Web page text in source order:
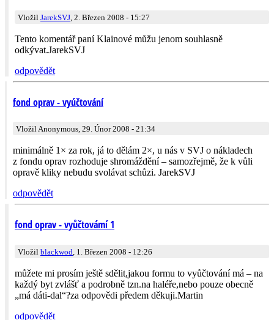
Vložil JarekSVJ , 2. Březen 2008 - 15:27
Tento komentář paní Klainové můžu jenom souhlasně
odkývat.JarekSVJ
odpovědět
fond oprav - vyúčtování
Vložil Anonymous, 29. Únor 2008 - 21:34
minimálně 1× za rok, já to dělám 2×, u nás v SVJ o nákladech
z fondu oprav rozhoduje shromáždění – samozřejmě, že k vůli
opravě kliky nebudu svolávat schůzi. JarekSVJ
odpovědět
fond oprav - vyůčtovámí 1
Vložil blackwod , 1. Březen 2008 - 12:26
můžete mi prosím ještě sdělit,jakou formu to vyůčtování má – na
každý byt zvlášť a podrobně tzn.na haléře,nebo pouze obecně
„má dáti-dal“?za odpovědi předem děkuji.Martin
odpovědět